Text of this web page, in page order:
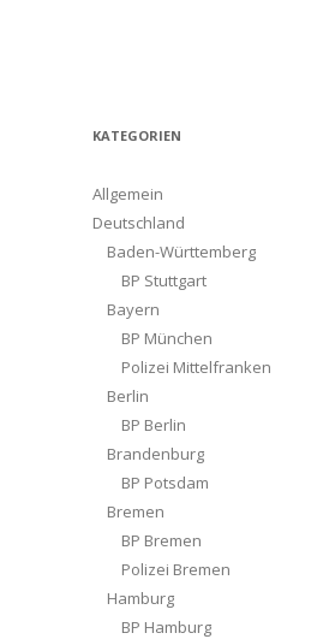
KATEGORIEN
Allgemein
Deutschland
Baden-Württemberg
BP Stuttgart
Bayern
BP München
Polizei Mittelfranken
Berlin
BP Berlin
Brandenburg
BP Potsdam
Bremen
BP Bremen
Polizei Bremen
Hamburg
BP Hamburg